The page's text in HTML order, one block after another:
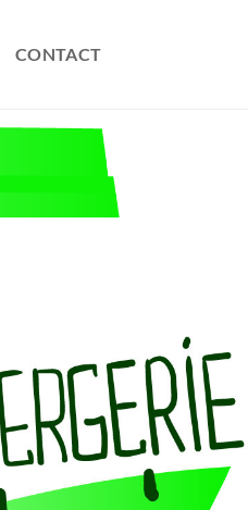
CONTACT